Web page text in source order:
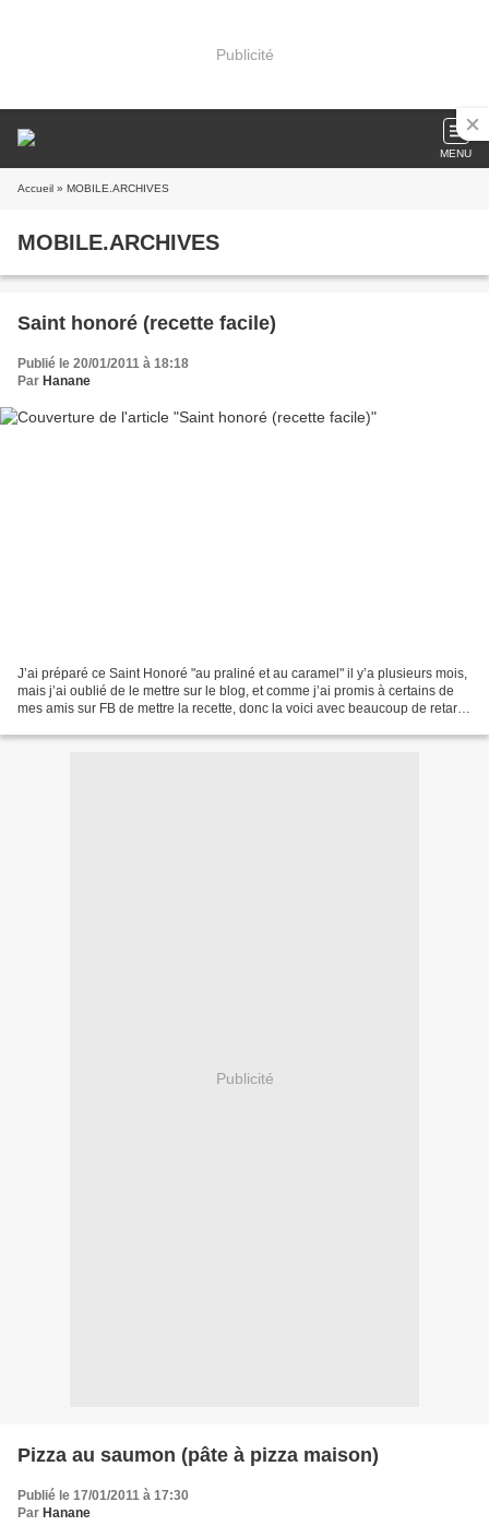
Publicité
MENU
Accueil » MOBILE.ARCHIVES
MOBILE.ARCHIVES
Saint honoré (recette facile)
Publié le 20/01/2011 à 18:18
Par Hanane
J’ai préparé ce Saint Honoré "au praliné et au caramel" il y’a plusieurs mois,
mais j’ai oublié de le mettre sur le blog, et comme j’ai promis à certains de
mes amis sur FB de mettre la recette, donc la voici avec beaucoup de retard,
Publicité
Pizza au saumon (pâte à pizza maison)
Publié le 17/01/2011 à 17:30
Par Hanane